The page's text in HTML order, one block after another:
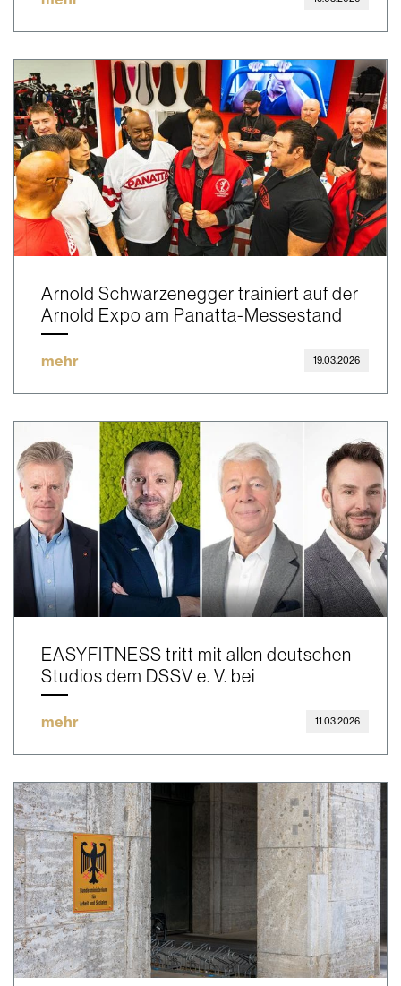
Arnold Schwarzenegger trainiert auf der
Arnold Expo am Panatta-Messestand
mehr 19.03.2026
EASYFITNESS tritt mit allen deutschen
Studios dem DSSV e. V. bei
mehr 11.03.2026